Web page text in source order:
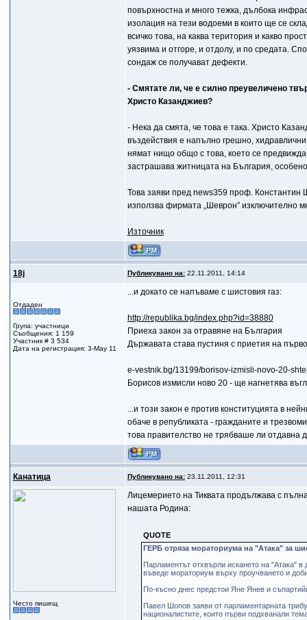
повърхностна и много тежка, дълбока
изолация на тези водоеми в които ще се
всичко това, на каква територия и какво
уязвима и отгоре, и отдолу, и по средата.
сондаж се получават дефекти.
- Смятате ли, че е силно преувеличено
Христо Казанджиев?
- Нека да смята, че това е така. Христо
въздействия е напълно грешно,
нямат нищо общо с това, което се предвижда
застрашава житницата на България,
Това заяви пред news359 проф. Константин
използва фирмата „Шеврон” изключително
Източник
18j Публикувано на:22.11.2011, 14:14
Отдаден
Група: участници
Съобщения: 1 159
Участник # 3 534
Дата на регистрация: 3-May 11
...и докато се напъваме с шистовия газ:
http://republika.bg/index.php?id=38880
Приеха закон за отравяне на България
Държавата става пустиня с приетия на
e-vestnik.bg/13199/borisov-izmisli-novo-20-
Борисов измисли ново 20 - ще нагнетява
...и този закон е против конституцията в
обаче в републиката - гражданите и
това правителство не трябваше ли отдавна
Канатица Публикувано на:23.11.2011, 12:31
Често пишещ
Лицемерието на Тиквата продължава с
нашата Родина:
QUOTE
ГЕРБ отряза мораториума на "Атака" за
Парламентът отхвърли искането на "Атака"
въведе мораториум върху проучването и
По-късно днес предстои Яне Янев и
Павел Шопов заяви от парламентарната
националистите, които първи подхванали